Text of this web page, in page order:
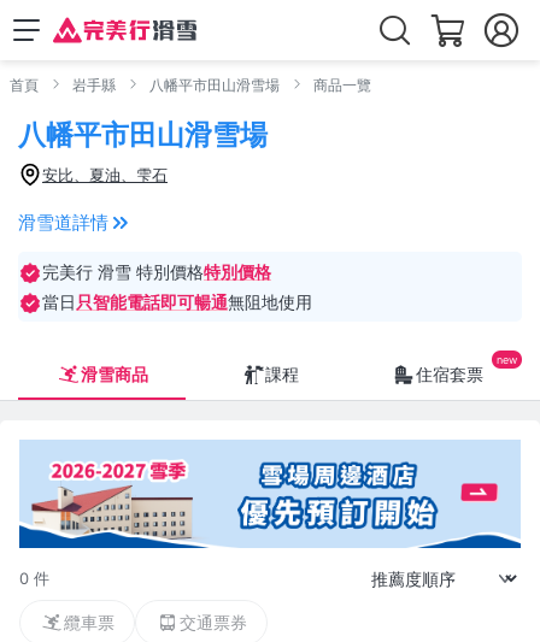
首頁 岩手縣 八幡平市田山滑雪場 商品一覽
八幡平市田山滑雪場
安比、夏油、雫石
滑雪道詳情
完美行 滑雪 特別價格特別價格
當日 只智能電話即可暢通無阻地使用
滑雪商品 課程 住宿套票
0 件
纜車票 交通票券